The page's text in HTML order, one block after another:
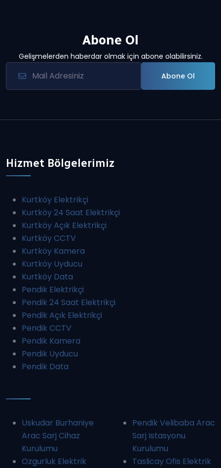
Abone Ol
Gelişmelerden haberdar olmak için abone olabilirsiniz.
Abone Ol
Hizmet Bölgelerimiz
Kurtköy Elektrikçi
Kurtköy 24 Saat Elektrikçi
Kurtköy Açık Elektrikçi
Kurtköy CCTV
Kurtköy Kamera
Kurtköy Uyducu
Kurtköy Data
Pendik Elektrikçi
Pendik 24 Saat Elektrikçi
Pendik Açık Elektrikçi
Pendik CCTV
Pendik Kamera
Pendik Uyducu
Pendik Data
Uskudar Burhaniye
Arac Sarj Cihaz
Kurulumu
Ozgurluk Elektrik
Pendik Velibaba Arac
Sarj Istasyonu
Kurulumu
Taslicay Ofis Elektrik